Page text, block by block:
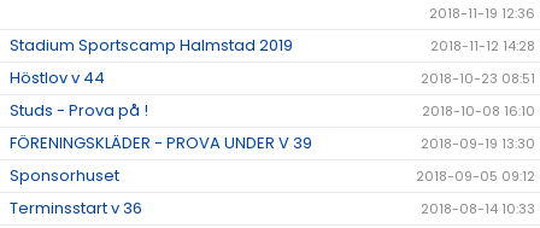
2018-11-19 12:36
Stadium Sportscamp Halmstad 2019 2018-11-12 14:28
Höstlov v 44 2018-10-23 08:51
Studs - Prova på ! 2018-10-08 16:10
FÖRENINGSKLÄDER - PROVA UNDER V 39 2018-09-19 13:30
Sponsorhuset 2018-09-05 09:12
Terminsstart v 36 2018-08-14 10:33